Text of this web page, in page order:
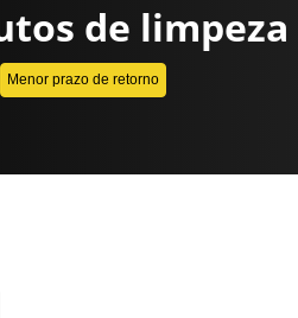
de limpeza
Menor prazo de retorno